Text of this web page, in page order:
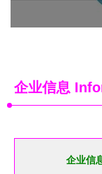
企业信息
企业信